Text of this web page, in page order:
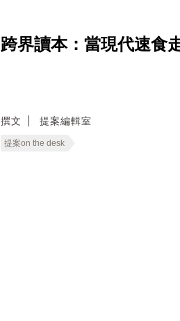
跨界讀本：當現代速食
撰文 提案編輯室
提案on the desk